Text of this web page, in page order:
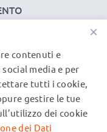
i costi di
marchi menzionati
×
contenuti e
media e per
tutti i cookie,
gestire le tue
dei cookie
dei Dati